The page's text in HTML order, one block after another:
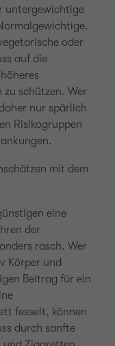
untergewichtige
oder
auf die
schützen. Wer
nur spärlich
Risikogruppen
mit dem
eine
der
rasch. Wer
Körper und
Beitrag für ein
fesselt, können
durch sanfte